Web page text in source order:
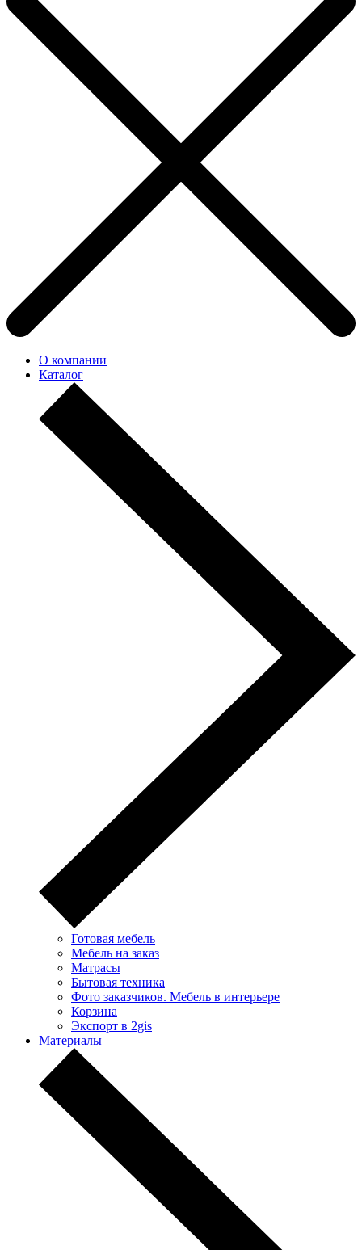
О компании
Каталог
Готовая мебель
Мебель на заказ
Матрасы
Бытовая техника
Фото заказчиков. Мебель в интерьере
Корзина
Экспорт в 2gis
Материалы